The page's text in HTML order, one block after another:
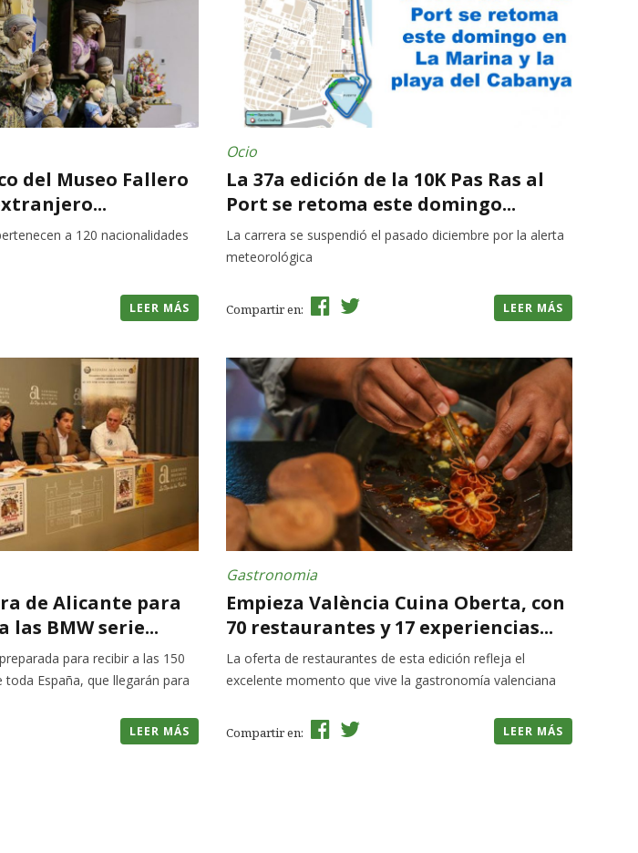
del Museo Fallero
a 120 nacionalidades
LEER MÁS
Ocio
La 37a edición de la 10K Pas Ras al
Port se retoma este domingo...
La carrera se suspendió el pasado diciembre por la alerta
meteorológica
Compartir en: LEER MÁS
de Alicante para
las BMW serie...
para recibir a las 150
España, que llegarán para
LEER MÁS
Gastronomia
Empieza València Cuina Oberta, con
70 restaurantes y 17 experiencias...
La oferta de restaurantes de esta edición refleja el
excelente momento que vive la gastronomía valenciana
Compartir en: LEER MÁS